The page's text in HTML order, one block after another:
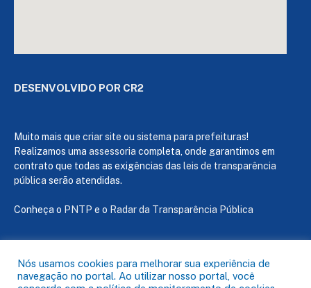
DESENVOLVIDO POR CR2
Muito mais que criar site ou sistema para prefeituras!
Realizamos uma assessoria completa, onde garantimos em
contrato que todas as exigências das leis de transparência
pública serão atendidas.
Conheça o PNTP e o Radar da Transparência Pública
Todos os direitos reservados a Câmara de Capanema
Nós usamos cookies para melhorar sua experiência de
navegação no portal. Ao utilizar nosso portal, você